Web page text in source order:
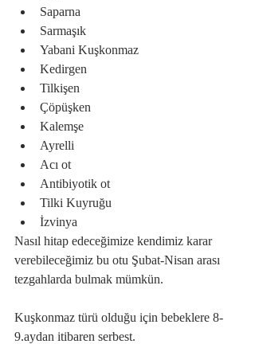
Saparna
Sarmaşık
Yabani Kuşkonmaz
Kedirgen
Tilkişen
Çöpüşken
Kalemşe
Ayrelli
Acı ot
Antibiyotik ot
Tilki Kuyruğu
İzvinya
Nasıl hitap edeceğimize kendimiz karar
verebileceğimiz bu otu Şubat-Nisan arası
tezgahlarda bulmak mümkün.
Kuşkonmaz türü olduğu için bebeklere 8-
9.aydan itibaren serbest.